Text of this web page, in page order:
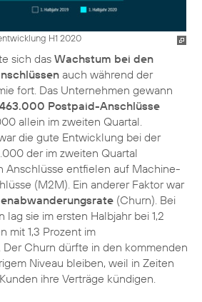
H1 2020
sich das Wachstum bei den
auch während der
fort. Das Unternehmen gewann
463.000 Postpaid-Anschlüsse
allein im zweiten Quartal.
die gute Entwicklung bei der
der im zweiten Quartal
Anschlüsse entfielen auf Machine-
(M2M). Ein anderer Faktor war
(Churn). Bei
lag sie im ersten Halbjahr bei 1,2
mit 1,3 Prozent im
Der Churn dürfte in den kommenden
Niveau bleiben, weil in Zeiten
ihre Verträge kündigen.